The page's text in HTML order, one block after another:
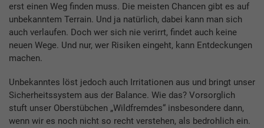
erst einen Weg finden muss. Die meisten Chancen gibt es auf
unbekanntem Terrain. Und ja natürlich, dabei kann man sich
auch verlaufen. Doch wer sich nie verirrt, findet auch keine
neuen Wege. Und nur, wer Risiken eingeht, kann Entdeckungen
machen.
Unbekanntes löst jedoch auch Irritationen aus und bringt unser
Sicherheitssystem aus der Balance. Wie das? Vorsorglich
stuft unser Oberstübchen „Wildfremdes“ insbesondere dann,
wenn wir es noch nicht so recht verstehen, als bedrohlich ein.